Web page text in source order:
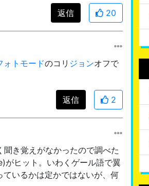
返信 20
ォトモードのコリ ジョンオフで
返信 2
き覚えがなかったので調べた
ヒット。いわくゲール語で翼
いるかは定かではないが、何